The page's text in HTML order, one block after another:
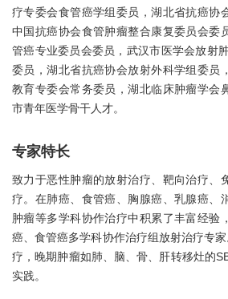
疗专委会食管癌学组委员，湖北省抗癌协
中国抗癌协会食管肿瘤整合康复委员会委
管癌专业委员会委员，武汉市医学会放射
委员，湖北省抗癌协会放射外科学组委员
教育专委会常务委员，湖北临床肿瘤学会
市青年医学骨干人才。
专家特长
致力于恶性肿瘤的放射治疗、靶向治疗、
疗。在肺癌、食管癌、胸腺癌、乳腺癌、
肿瘤等多学科协作治疗中积累了丰富经验
癌、食管癌多学科协作治疗组放射治疗专
疗，晚期肿瘤如肺、脑、骨、肝转移灶的
实践。